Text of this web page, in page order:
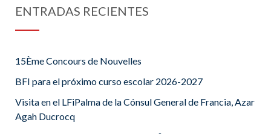
ENTRADAS RECIENTES
15Ème Concours de Nouvelles
BFI para el próximo curso escolar 2026-2027
Visita en el LFiPalma de la Cónsul General de Francia, Azar
Agah Ducrocq